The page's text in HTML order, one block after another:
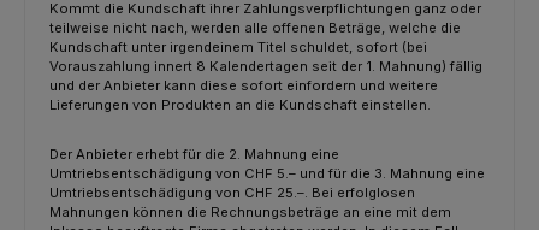
Kommt die Kundschaft ihrer Zahlungsverpflichtungen ganz oder
teilweise nicht nach, werden alle offenen Beträge, welche die
Kundschaft unter irgendeinem Titel schuldet, sofort (bei
Vorauszahlung innert 8 Kalendertagen seit der 1. Mahnung) fällig
und der Anbieter kann diese sofort einfordern und weitere
Lieferungen von Produkten an die Kundschaft einstellen.
Der Anbieter erhebt für die 2. Mahnung eine
Umtriebsentschädigung von CHF 5.– und für die 3. Mahnung eine
Umtriebsentschädigung von CHF 25.–. Bei erfolglosen
Mahnungen können die Rechnungsbeträge an eine mit dem